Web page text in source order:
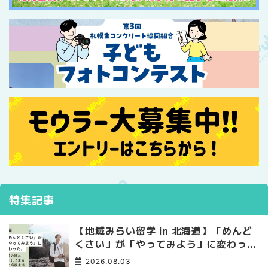
特集記事
【地域みらい留学 in 北海道】「めんど
くさい」が「やってみよう」に変わっ
た。 十勝の風に吹かれて走る、僕の泥
2026.08.03